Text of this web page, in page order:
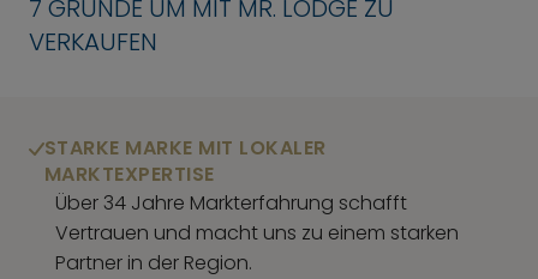
7 GRÜNDE UM MIT MR. LODGE ZU
VERKAUFEN
STARKE MARKE MIT LOKALER
MARKTEXPERTISE
Über 34 Jahre Markterfahrung schafft
Vertrauen und macht uns zu einem starken
Partner in der Region.